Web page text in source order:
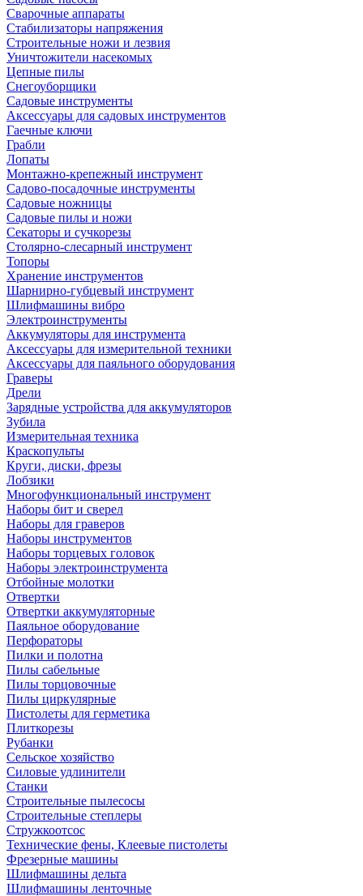
Сварочные аппараты
Стабилизаторы напряжения
Строительные ножи и лезвия
Уничтожители насекомых
Цепные пилы
Снегоуборщики
Садовые инструменты
Аксессуары для садовых инструментов
Гаечные ключи
Грабли
Лопаты
Монтажно-крепежный инструмент
Садово-посадочные инструменты
Садовые ножницы
Садовые пилы и ножи
Секаторы и сучкорезы
Столярно-слесарный инструмент
Топоры
Хранение инструментов
Шарнирно-губцевый инструмент
Шлифмашины вибро
Электроинструменты
Аккумуляторы для инструмента
Аксессуары для измерительной техники
Аксессуары для паяльного оборудования
Граверы
Дрели
Зарядные устройства для аккумуляторов
Зубила
Измерительная техника
Краскопульты
Круги, диски, фрезы
Лобзики
Многофункциональный инструмент
Наборы бит и сверел
Наборы для граверов
Наборы инструментов
Наборы торцевых головок
Наборы электроинструмента
Отбойные молотки
Отвертки
Отвертки аккумуляторные
Паяльное оборудование
Перфораторы
Пилки и полотна
Пилы сабельные
Пилы торцовочные
Пилы циркулярные
Пистолеты для герметика
Плиткорезы
Рубанки
Сельское хозяйство
Силовые удлинители
Станки
Строительные пылесосы
Строительные степлеры
Стружкоотсос
Технические фены, Клеевые пистолеты
Фрезерные машины
Шлифмашины дельта
Шлифмашины ленточные